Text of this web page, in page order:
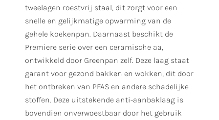
tweelagen roestvrij staal, dit zorgt voor een
snelle en gelijkmatige opwarming van de
gehele koekenpan. Daarnaast beschikt de
Premiere serie over een ceramische aa,
ontwikkeld door Greenpan zelf. Deze laag staat
garant voor gezond bakken en wokken, dit door
het ontbreken van PFAS en andere schadelijke
stoffen. Deze uitstekende anti-aanbaklaag is
bovendien onverwoestbaar door het gebruik